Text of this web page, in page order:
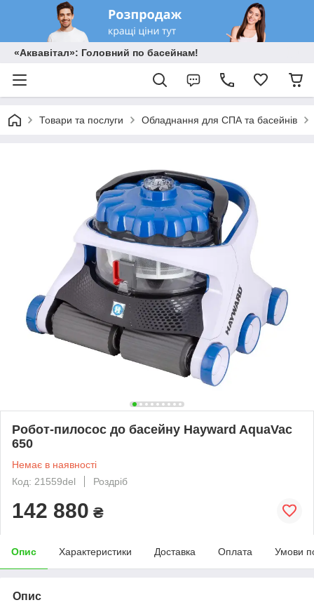
«Аквавітал»: Головний по басейнам!
Товари та послуги Обладнання для СПА та басейнів
Робот-пилосос до басейну Hayward AquaVac
650
Немає в наявності
Код: 21559del
Роздріб
142 880 ₴
Опис Характеристики Доставка Оплата Умови
Опис